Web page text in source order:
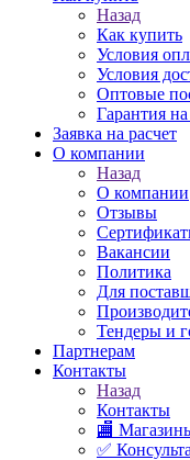
Назад
Как купить
Условия
Условия
Оптовые
Гарантия
Заявка на расчет
О компании
Назад
О компании
Отзывы
Вакансии
Политика
Для
Тендеры и
Партнерам
Контакты
Назад
Контакты
🏬
✅️